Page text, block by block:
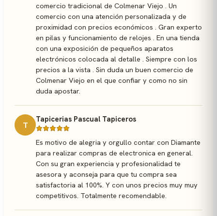
comercio tradicional de Colmenar Viejo . Un
comercio con una atención personalizada y de
proximidad con precios económicos . Gran experto
en pilas y funcionamiento de relojes . En una tienda
con una exposición de pequeños aparatos
electrónicos colocada al detalle . Siempre con los
precios a la vista . Sin duda un buen comercio de
Colmenar Viejo en el que confiar y como no sin
duda apostar.
T
Tapicerias Pascual Tapiceros
Es motivo de alegria y orgullo contar con Diamante
para realizar compras de electronica en general.
Con su gran experiencia y profesionalidad te
asesora y aconseja para que tu compra sea
satisfactoria al 100%. Y con unos precios muy muy
competitivos. Totalmente recomendable.